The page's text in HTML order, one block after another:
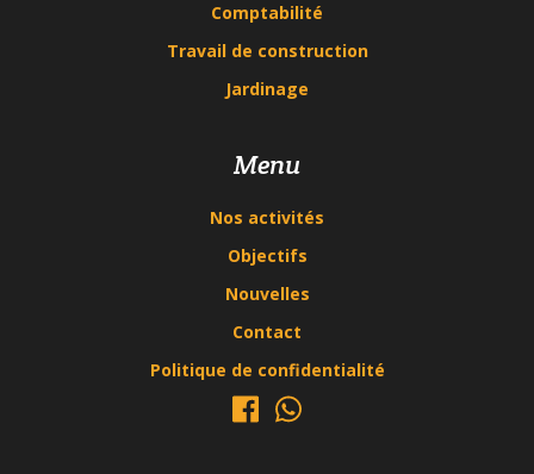
Comptabilité
Travail de construction
Jardinage
Menu
Nos activités
Objectifs
Nouvelles
Contact
Politique de confidentialité